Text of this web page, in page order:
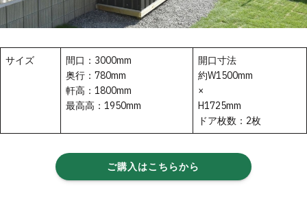
サイズ
間口：3000mm
奥行：780mm
軒高：1800mm
最高高：1950mm
開口寸法
約W1500mm
×
H1725mm
ドア枚数：2枚
ご購入はこちらから